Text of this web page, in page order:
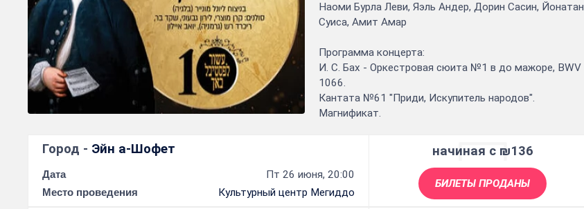
Наоми Бурла Леви, Яэль Андер, Дорин Сасин, Йонатан
Суиса, Амит Амар
Программа концерта:
И. С. Бах - Оркестровая сюита №1 в до мажоре, BWV
1066.
Кантата №61 "Приди, Искупитель народов".
Магнификат.
Город - Эйн а-Шофет
Дата Пт 26 июня, 20:00
Место проведения Культурный центр Мегиддо
начиная с ₪136
БИЛЕТЫ ПРОДАНЫ